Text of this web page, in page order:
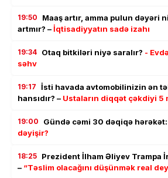
19:50
Maaş artır, amma pulun dəyəri
artmır? –İqtisadiyyatın sadə izahı
19:34 Otaq bitkiləri niyə saralır? -
səhv
19:17 İsti havada avtomobilinizin ən
hansıdır? – Ustaların diqqət çəkdiyi 5
19:00 Gündə cəmi 30 dəqiqə hərəkət:
dəyişir?
18:25 Prezident İlham Əliyev Trampa
– “Təslim olacağını düşünmək real